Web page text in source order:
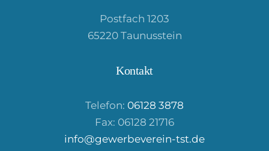
Postfach 1203
65220 Taunusstein
Kontakt
Telefon: 06128 3878
Fax: 06128 21716
info@gewerbeverein-tst.de